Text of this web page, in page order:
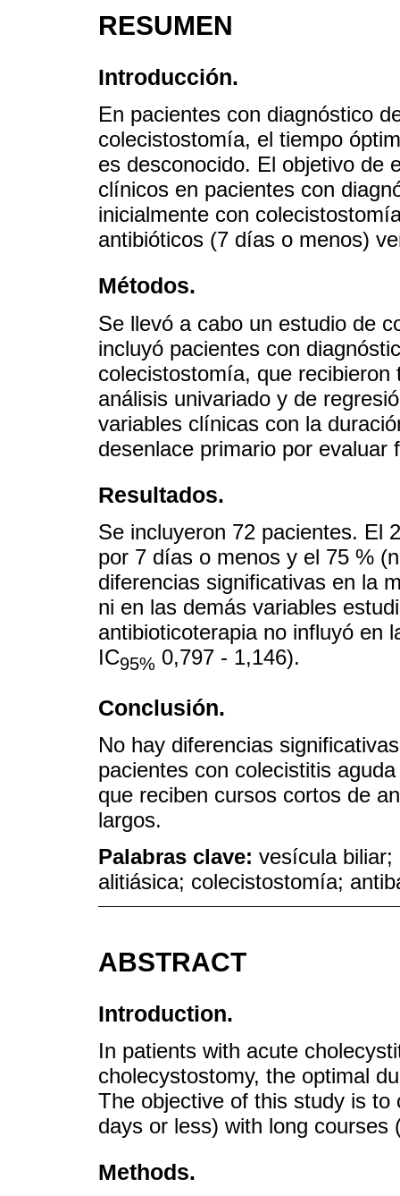
RESUMEN
Introducción.
En pacientes con diagnóstico
colecistostomía, el tiempo
es desconocido. El objetivo de
clínicos en pacientes con
inicialmente con
antibióticos (7 días o menos)
Métodos.
Se llevó a cabo un estudio de
incluyó pacientes con
colecistostomía, que
análisis univariado y de
variables clínicas con la
desenlace primario por
Resultados.
Se incluyeron 72 pacientes. El
por 7 días o menos y el 75 %
diferencias significativas en la
ni en las demás variables
antibioticoterapia no influyó en
IC95% 0,797 - 1,146).
Conclusión.
No hay diferencias
pacientes con colecistitis
que reciben cursos cortos de
largos.
Palabras clave: vesícula biliar;
alitiásica; colecistostomía;
ABSTRACT
Introduction.
In patients with acute
cholecystostomy, the optimal
The objective of this study is
days or less) with long
Methods.